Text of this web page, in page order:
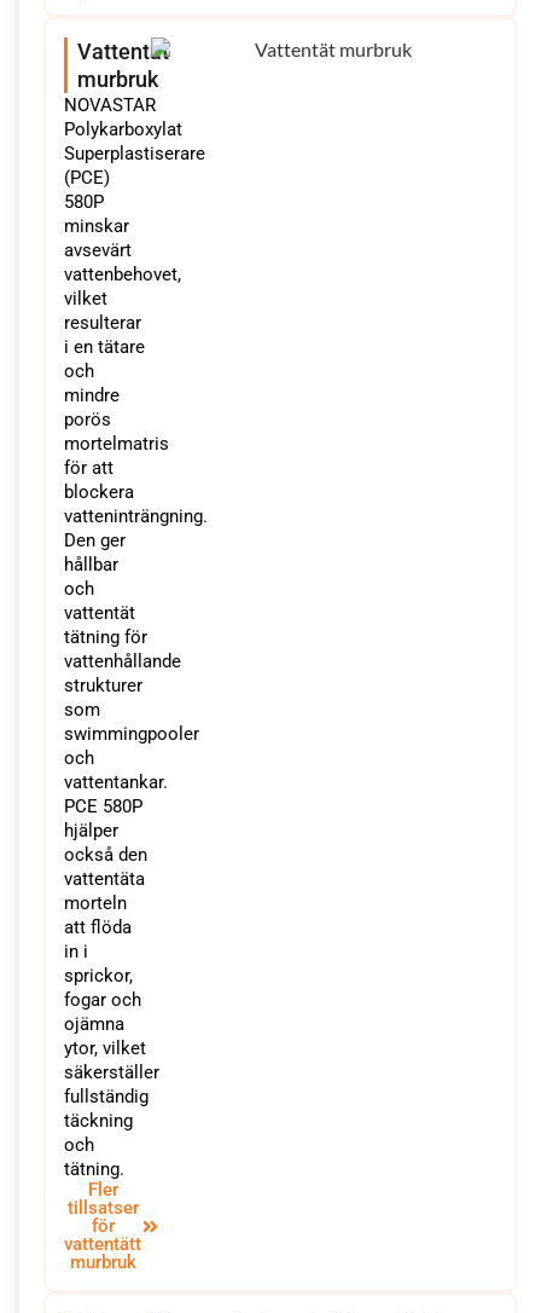
Vattentät
murbruk
NOVASTAR
Polykarboxylat
Superplastiserare
(PCE)
580P
minskar
avsevärt
vattenbehovet,
vilket
resulterar
i en tätare
och
mindre
porös
mortelmatris
för att
blockera
vatteninträngning.
Den ger
hållbar
och
vattentät
tätning för
vattenhållande
strukturer
som
swimmingpooler
och
vattentankar.
PCE 580P
hjälper
också den
vattentäta
morteln
att flöda
in i
sprickor,
fogar och
ojämna
ytor, vilket
säkerställer
fullständig
täckning
och
tätning.
Fler
tillsatser
för
vattentätt
murbruk